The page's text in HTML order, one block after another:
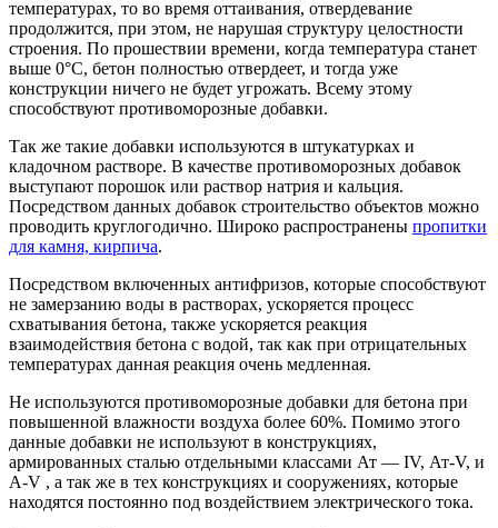
температурах, то во время оттаивания, отвердевание
продолжится, при этом, не нарушая структуру целостности
строения. По прошествии времени, когда температура станет
выше 0°С, бетон полностью отвердеет, и тогда уже
конструкции ничего не будет угрожать. Всему этому
способствуют противоморозные добавки.
Так же такие добавки используются в штукатурках и
кладочном растворе. В качестве противоморозных добавок
выступают порошок или раствор натрия и кальция.
Посредством данных добавок строительство объектов можно
проводить круглогодично. Широко распространены пропитки
для камня, кирпича.
Посредством включенных антифризов, которые способствуют
не замерзанию воды в растворах, ускоряется процесс
схватывания бетона, также ускоряется реакция
взаимодействия бетона с водой, так как при отрицательных
температурах данная реакция очень медленная.
Не используются противоморозные добавки для бетона при
повышенной влажности воздуха более 60%. Помимо этого
данные добавки не используют в конструкциях,
армированных сталью отдельными классами Ат — IV, Ат-V, и
А-V , а так же в тех конструкциях и сооружениях, которые
находятся постоянно под воздействием электрического тока.